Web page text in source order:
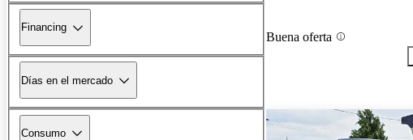
Financing
Días en el mercado
Consumo
Buena oferta